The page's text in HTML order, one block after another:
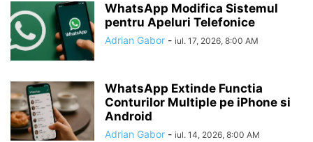
WhatsApp Modifica Sistemul
pentru Apeluri Telefonice
Adrian Gabor - iul. 17, 2026, 8:00 AM
WhatsApp Extinde Functia
Conturilor Multiple pe iPhone si
Android
Adrian Gabor - iul. 14, 2026, 8:00 AM